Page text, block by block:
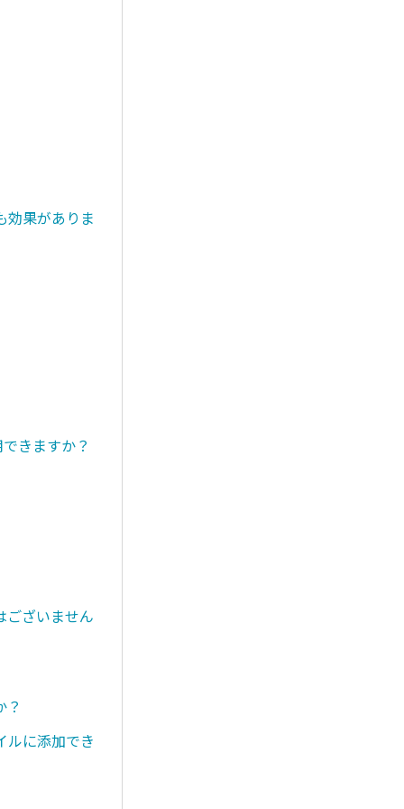
効果がありま
きますか？
ございません
ルに添加でき